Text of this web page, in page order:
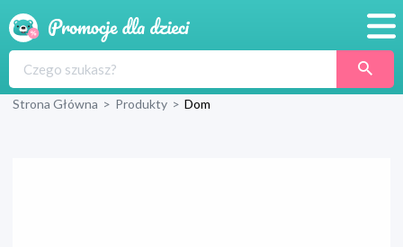
Produkty
Strona Główna > Produkty > Dom